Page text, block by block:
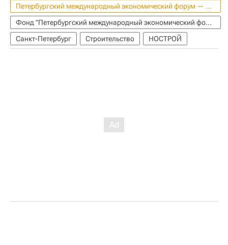
Петербургский международный экономический форум — 2022
Фонд "Петербургский международный экономический форум" (фонд)
Санкт-Петербург
Строительство НОСТРОЙ